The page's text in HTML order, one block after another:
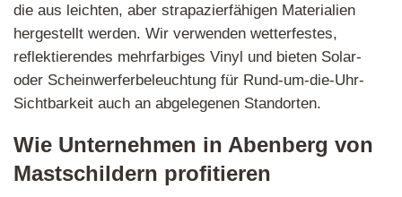
die aus leichten, aber strapazierfähigen Materialien
hergestellt werden. Wir verwenden wetterfestes,
reflektierendes mehrfarbiges Vinyl und bieten Solar-
oder Scheinwerferbeleuchtung für Rund-um-die-Uhr-
Sichtbarkeit auch an abgelegenen Standorten.
Wie Unternehmen in Abenberg von
Mastschildern profitieren